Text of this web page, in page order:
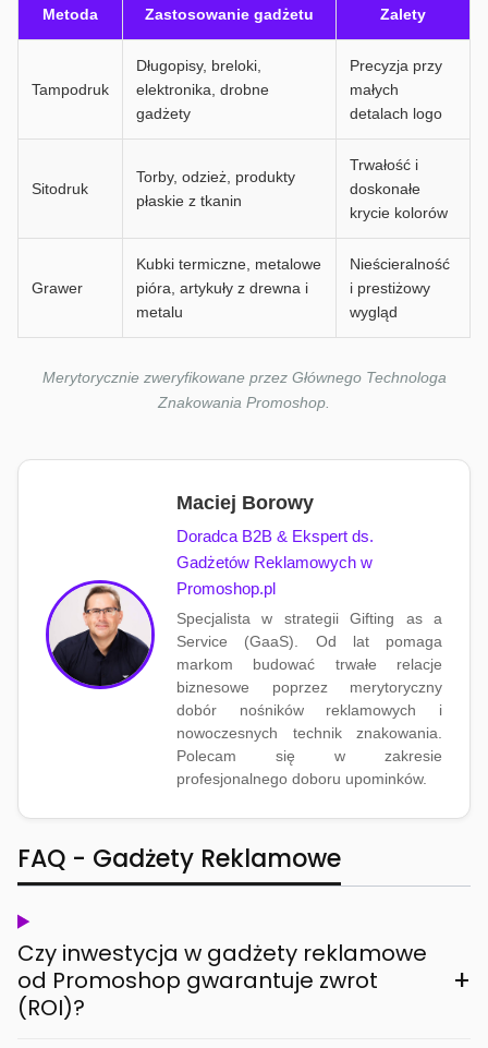
Metoda Zastosowanie gadżetu Zalety
Tampodruk
Długopisy, breloki,
elektronika, drobne
gadżety
Precyzja przy
małych
detalach logo
Sitodruk
Torby, odzież, produkty
płaskie z tkanin
Trwałość i
doskonałe
krycie kolorów
Grawer
Kubki termiczne, metalowe
pióra, artykuły z drewna i
metalu
Nieścieralność
i prestiżowy
wygląd
Merytorycznie zweryfikowane przez Głównego Technologa
Znakowania Promoshop.
Maciej Borowy
Doradca B2B & Ekspert ds.
Gadżetów Reklamowych w
Promoshop.pl
Specjalista w strategii Gifting as a
Service (GaaS). Od lat pomaga
markom budować trwałe relacje
biznesowe poprzez merytoryczny
dobór nośników reklamowych i
nowoczesnych technik znakowania.
Polecam się w zakresie
profesjonalnego doboru upominków.
FAQ - Gadżety Reklamowe
Czy inwestycja w gadżety reklamowe
od Promoshop gwarantuje zwrot
(ROI)?
+